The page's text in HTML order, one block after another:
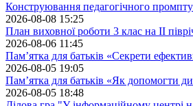
Конструювання педагогічного
2026-08-08 15:25
План виховної роботи 3 клас на II
2026-08-06 11:45
Пам’ятка для батьків «Секрети
2026-08-05 19:05
Пам’ятка для батьків «Як допомогти
2026-08-05 18:48